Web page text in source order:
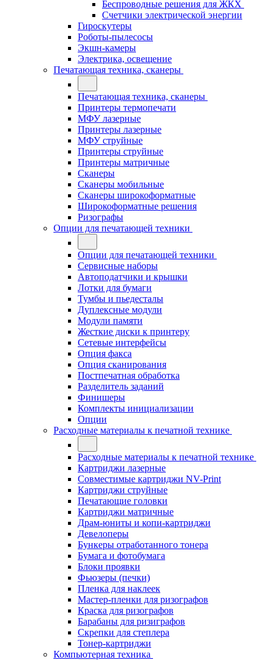
Беспроводные решения для ЖКХ
Счетчики электрической энергии
Гироскутеры
Роботы-пылесосы
Экшн-камеры
Электрика, освещение
Печатающая техника, сканеры
Печатающая техника, сканеры
Принтеры термопечати
МФУ лазерные
Принтеры лазерные
МФУ струйные
Принтеры струйные
Принтеры матричные
Сканеры
Сканеры мобильные
Сканеры широкоформатные
Широкоформатные решения
Ризографы
Опции для печатающей техники
Опции для печатающей техники
Сервисные наборы
Автоподатчики и крышки
Лотки для бумаги
Тумбы и пьедесталы
Дуплексные модули
Модули памяти
Жесткие диски к принтеру
Сетевые интерфейсы
Опция факса
Опция сканирования
Постпечатная обработка
Разделитель заданий
Финишеры
Комплекты инициализации
Опции
Расходные материалы к печатной технике
Расходные материалы к печатной технике
Картриджи лазерные
Совместимые картриджи NV-Print
Картриджи струйные
Печатающие головки
Картриджи матричные
Драм-юниты и копи-картриджи
Девелоперы
Бункеры отработанного тонера
Бумага и фотобумага
Блоки проявки
Фьюзеры (печки)
Пленка для наклеек
Мастер-пленки для ризографов
Краска для ризографов
Барабаны для ризиграфов
Скрепки для степлера
Тонер-картриджи
Компьютерная техника